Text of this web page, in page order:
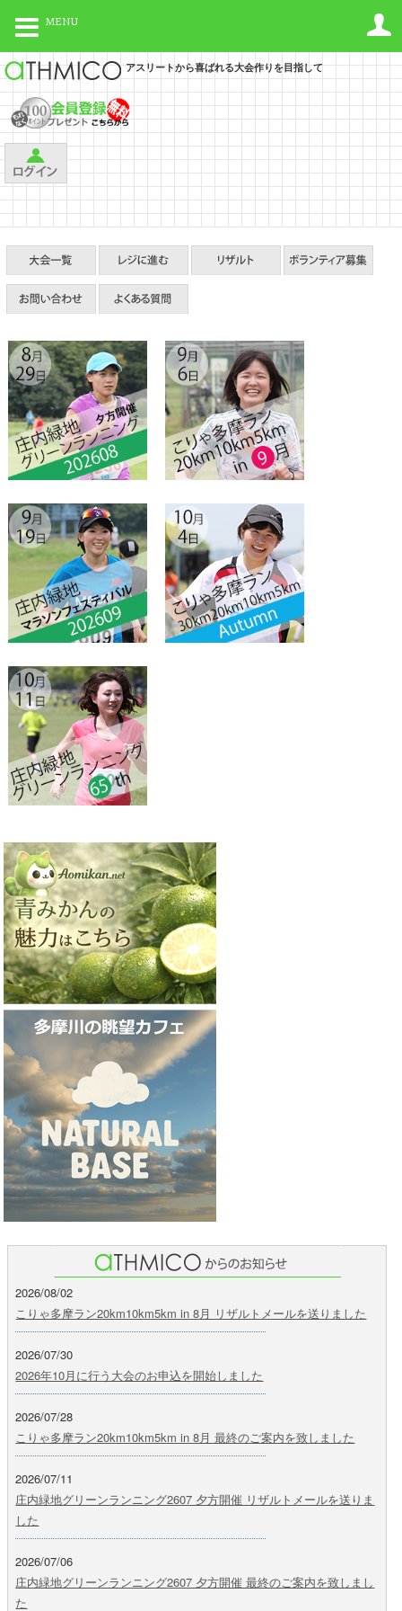
アスリートから喜ばれる大会作りを目指して
2026/08/02
こりゃ多摩ラン20km10km5km in 8月 リザルトメールを送りました
2026/07/30
2026年10月に行う大会のお申込を開始しました
2026/07/28
こりゃ多摩ラン20km10km5km in 8月 最終のご案内を致しました
2026/07/11
庄内緑地グリーンランニング2607 夕方開催 リザルトメールを送りま
した
2026/07/06
庄内緑地グリーンランニング2607 夕方開催 最終のご案内を致しまし
た
MENU